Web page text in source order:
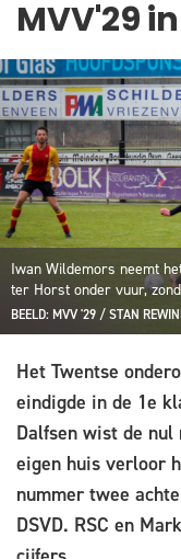
MVV'29
Iwan Wildemors neemt
ter Horst onder vuur,
BEELD: MVV '29 / STAN
Het Twentse
eindigde in de 1e
Dalfsen wist de nul
eigen huis verloor
nummer twee
DSVD. RSC en